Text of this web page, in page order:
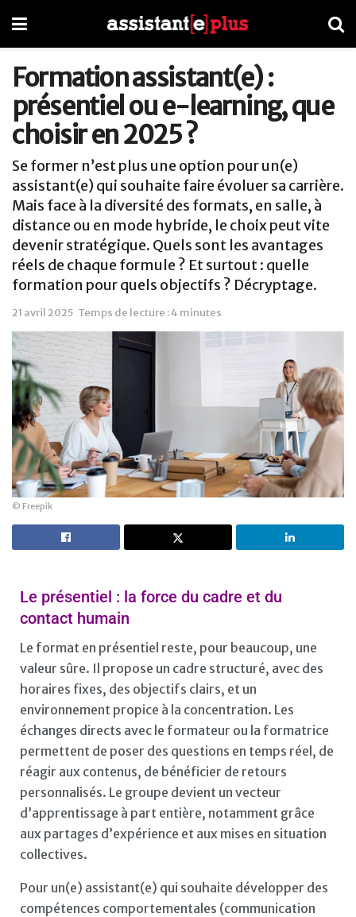
Formation assistant(e) :
présentiel ou e-learning, que
choisir en 2025 ?
Se former n’est plus une option pour un(e)
assistant(e) qui souhaite faire évoluer sa carrière.
Mais face à la diversité des formats, en salle, à
distance ou en mode hybride, le choix peut vite
devenir stratégique. Quels sont les avantages
réels de chaque formule ? Et surtout : quelle
formation pour quels objectifs ? Décryptage.
21 avril 2025 Temps de lecture : 4 minutes
© Freepik
Le présentiel : la force du cadre et du
contact humain
Le format en présentiel reste, pour beaucoup, une
valeur sûre. Il propose un cadre structuré, avec des
horaires fixes, des objectifs clairs, et un
environnement propice à la concentration. Les
échanges directs avec le formateur ou la formatrice
permettent de poser des questions en temps réel, de
réagir aux contenus, de bénéficier de retours
personnalisés. Le groupe devient un vecteur
d’apprentissage à part entière, notamment grâce
aux partages d’expérience et aux mises en situation
collectives.
Pour un(e) assistant(e) qui souhaite développer des
compétences comportementales (communication